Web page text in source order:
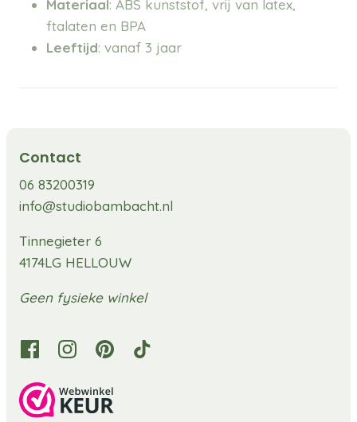
Materiaal: ABS kunststof, vrij van latex,
ftalaten en BPA
Leeftijd: vanaf 3 jaar
Contact
06 83200319
info@studiobambacht.nl
Tinnegieter 6
4174LG HELLOUW
Geen fysieke winkel